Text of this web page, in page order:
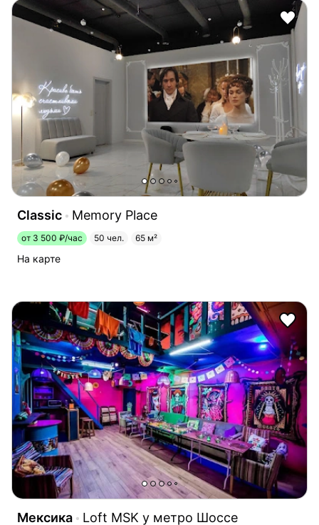
Classic Memory Place
от 3 500 ₽/час 50 чел. 65 м²
На карте
Мексика
Loft MSK у метро Шоссе